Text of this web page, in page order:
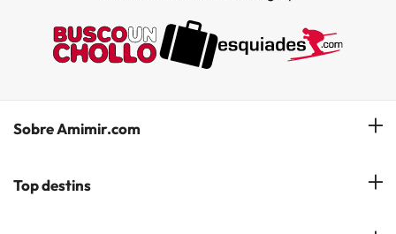
Sobre Amimir.com
¿Qui som?
Top destins